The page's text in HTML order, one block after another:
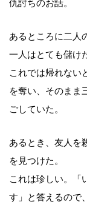
仇討ちのお話。
あるところに二人
一人はとても儲け
これでは帰れない
を奪い、そのまま
ごしていた。
あるとき、友人を
を見つけた。
これは珍しい。「
す」と答えるので